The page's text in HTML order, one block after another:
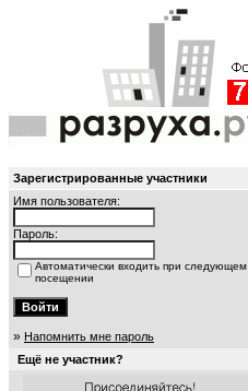
Зарегистрированные участники
Имя пользователя:
Пароль:
Автоматически входить при следующем
посещении
» Напомнить мне пароль
Ещё не участник?